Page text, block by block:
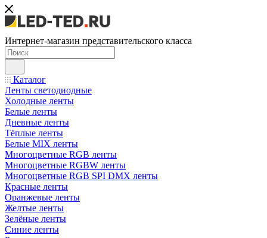
Интернет-магазин представительского класса
Каталог
Ленты светодиодные
Холодные ленты
Белые ленты
Дневные ленты
Тёплые ленты
Белые MIX ленты
Многоцветные RGB ленты
Многоцветные RGBW ленты
Многоцветные RGB SPI DMX ленты
Красные ленты
Оранжевые ленты
Желтые ленты
Зелёные ленты
Синие ленты